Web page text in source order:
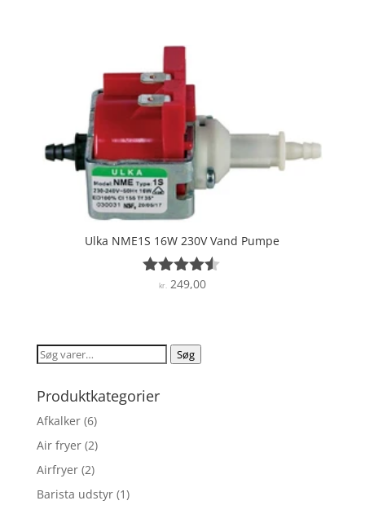
Ulka NME1S 16W 230V Vand Pumpe
Vurderet
kr.249,00
Søg
Søg
Produktkategorier
Afkalker (6)
Air fryer (2)
Airfryer (2)
Barista udstyr (1)